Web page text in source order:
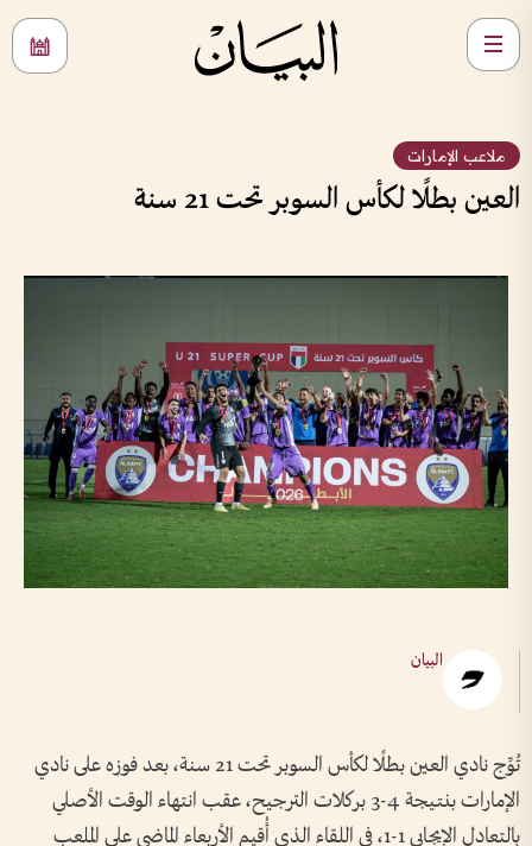
ملاعب الإمارات
العين بطلًا لكأس السوبر تحت 21 سنة
البيان
تُوِّج نادي العين بطلًا لكأس السوبر تحت 21 سنة، بعد فوزه على نادي
الإمارات بنتيجة 4-3 بركلات الترجيح، عقب انتهاء الوقت الأصلي
بالتعادل الإيجابي 1-1، في اللقاء الذي أُقيم الأربعاء الماضي على الملعب